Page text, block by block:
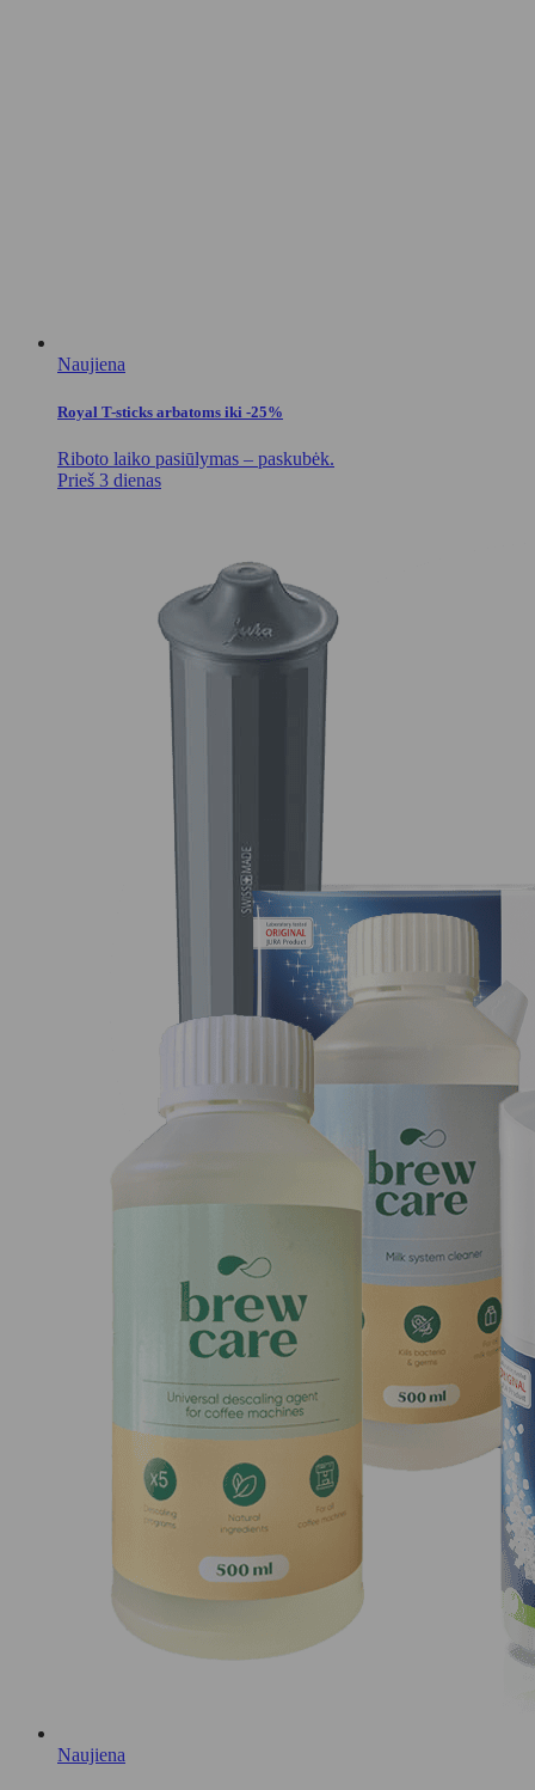
Naujiena
Royal T-sticks arbatoms iki -25%
Riboto laiko pasiūlymas – paskubėk.
Prieš 3 dienas
Naujiena